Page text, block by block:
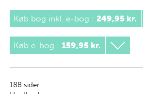
Køb bog inkl. e-bog : 249,95 kr.
Køb e-bog : 159,95 kr.
188 sider